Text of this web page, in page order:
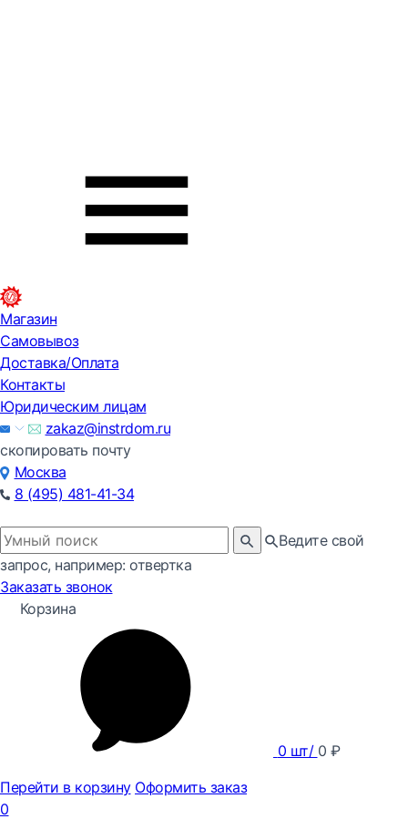
Магазин
Самовывоз
Доставка/Оплата
Контакты
Юридическим лицам
zakaz@instrdom.ru
скопировать почту
Москва
8 (495) 481-41-34
Ведите свой
запрос, например: отвертка
Заказать звонок
Корзина
0 шт/ 0 ₽
Перейти в корзину Оформить заказ
0